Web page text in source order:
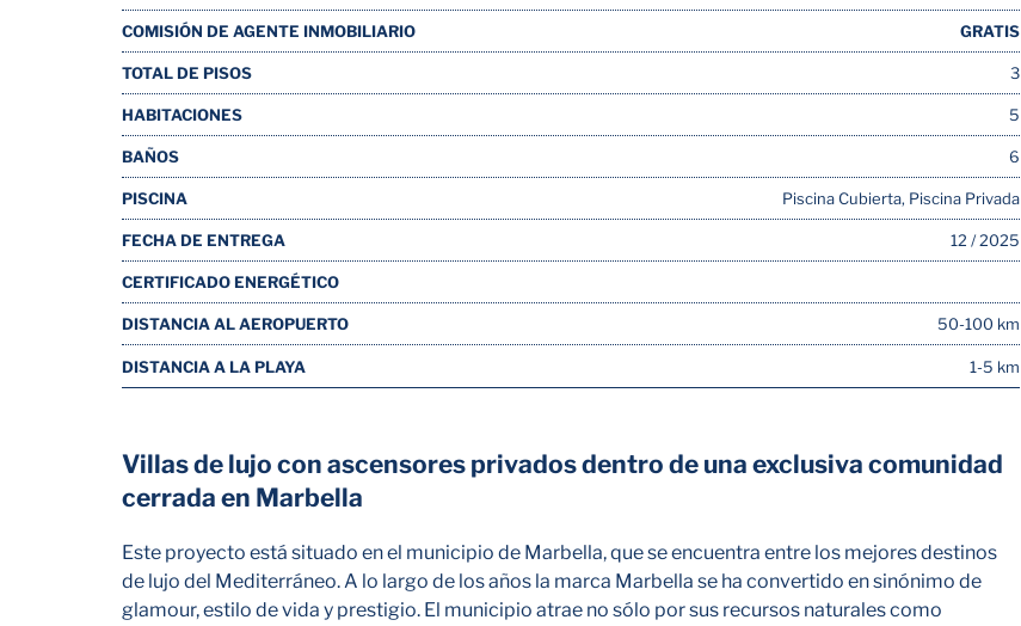
COMISIÓN DE AGENTE INMOBILIARIO GRATIS
TOTAL DE PISOS 3
HABITACIONES 5
BAÑOS 6
PISCINA Piscina Cubierta, Piscina Privada
FECHA DE ENTREGA 12 / 2025
CERTIFICADO ENERGÉTICO
DISTANCIA AL AEROPUERTO 50-100 km
DISTANCIA A LA PLAYA 1-5 km
Villas de lujo con ascensores privados dentro de una exclusiva comunidad
cerrada en Marbella
Este proyecto está situado en el municipio de Marbella, que se encuentra entre los mejores destinos
de lujo del Mediterráneo. A lo largo de los años la marca Marbella se ha convertido en sinónimo de
glamour, estilo de vida y prestigio. El municipio atrae no sólo por sus recursos naturales como